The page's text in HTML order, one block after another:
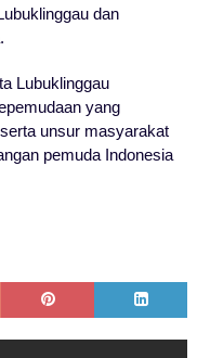
dan
Lubuklinggau
yang
unsur masyarakat
pemuda Indonesia